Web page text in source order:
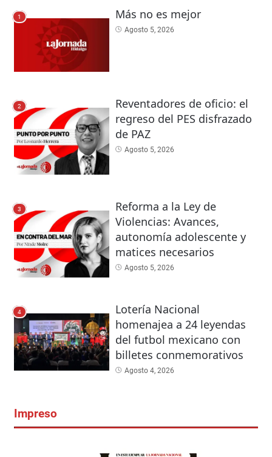
1 Más no es mejor
Agosto 5, 2026
2
Reventadores de oficio: el
regreso del PES disfrazado
de PAZ
Agosto 5, 2026
3
Reforma a la Ley de
Violencias: Avances,
autonomía adolescente y
matices necesarios
Agosto 5, 2026
4
Lotería Nacional
homenajea a 24 leyendas
del futbol mexicano con
billetes conmemorativos
Agosto 4, 2026
Impreso